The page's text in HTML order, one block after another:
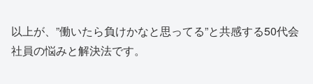
以上が、”働いたら負けかなと思ってる”と共感する50代会
社員の悩みと解決法です。